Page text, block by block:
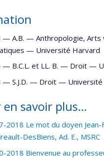
— A.B. — Anthropologie, Arts
— Université Harvard
— B.C.L. et LL. B. — Droit —
— S.J.D. — Droit —
en savoir plus…
2018 Le mot du doyen Jean-
DesBiens, Ad. E., MSRC
2018 Bienvenue au